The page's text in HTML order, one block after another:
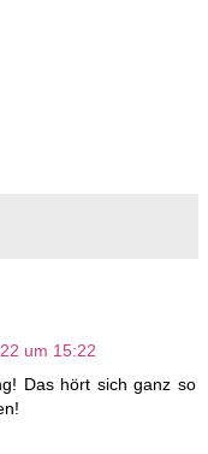
um 15:22
Das hört sich ganz so